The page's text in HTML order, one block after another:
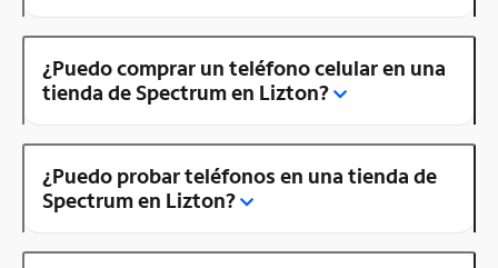
¿Puedo comprar un teléfono celular en una
tienda de Spectrum en Lizton?
¿Puedo probar teléfonos en una tienda de
Spectrum en Lizton?